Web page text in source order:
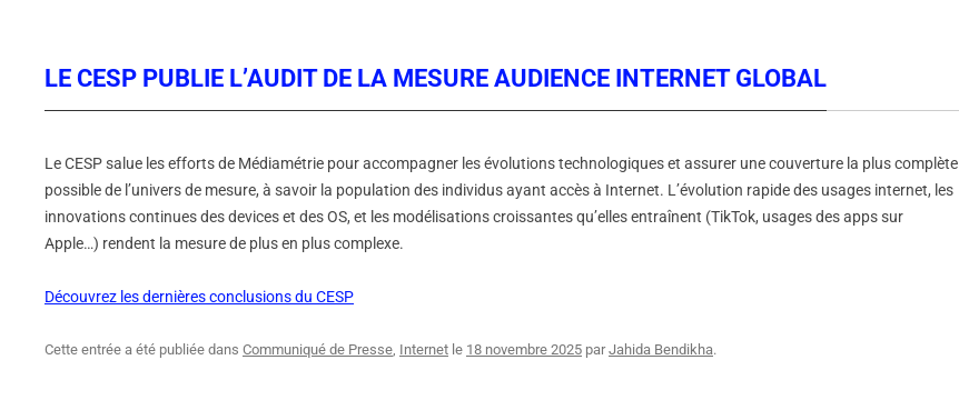
LE CESP PUBLIE L’AUDIT DE LA MESURE AUDIENCE INTERNET GLOBAL
Le CESP salue les efforts de Médiamétrie pour accompagner les évolutions technologiques et assurer une couverture la plus complète
possible de l’univers de mesure, à savoir la population des individus ayant accès à Internet. L’évolution rapide des usages internet, les
innovations continues des devices et des OS, et les modélisations croissantes qu’elles entraînent (TikTok, usages des apps sur
Apple…) rendent la mesure de plus en plus complexe.
Découvrez les dernières conclusions du CESP
Cette entrée a été publiée dans Communiqué de Presse, Internet le 18 novembre 2025 parJahida Bendikha.